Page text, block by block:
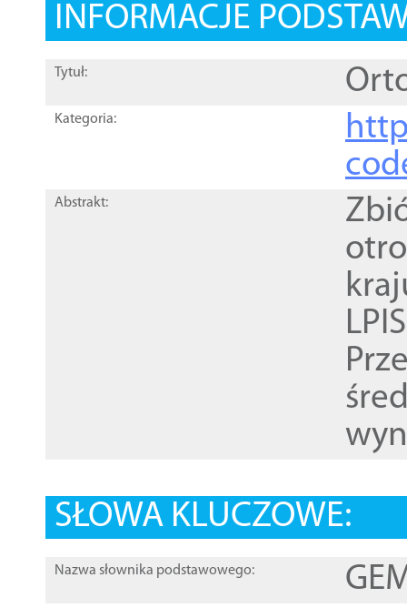
INFORMACJE
Tytuł:
Kategoria:
Abstrakt:
SŁOWA KLUCZOWE:
Nazwa słownika podstawowego: